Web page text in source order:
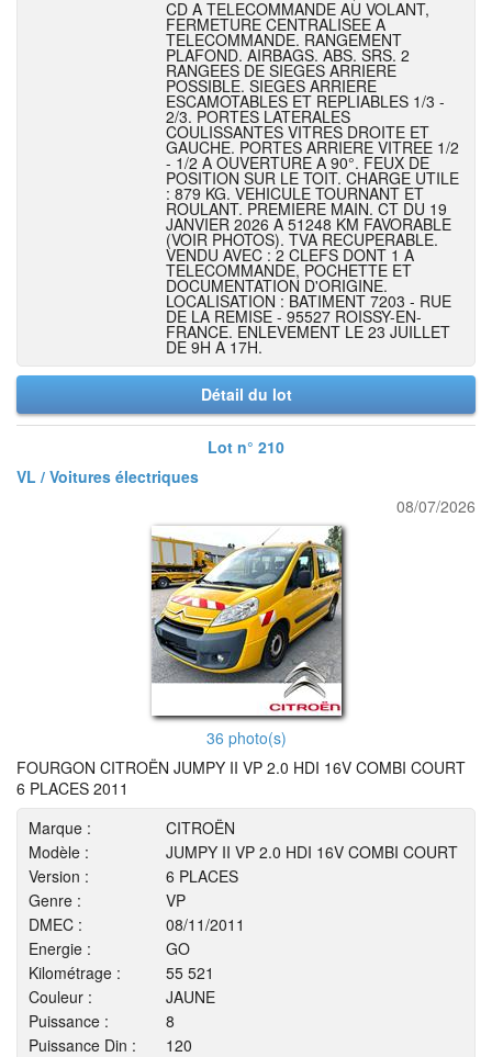
CD A TELECOMMANDE AU VOLANT,
FERMETURE CENTRALISEE A
TELECOMMANDE. RANGEMENT
PLAFOND. AIRBAGS. ABS. SRS. 2
RANGEES DE SIEGES ARRIERE
POSSIBLE. SIEGES ARRIERE
ESCAMOTABLES ET REPLIABLES 1/3 -
2/3. PORTES LATERALES
COULISSANTES VITRES DROITE ET
GAUCHE. PORTES ARRIERE VITREE 1/2
- 1/2 A OUVERTURE A 90°. FEUX DE
POSITION SUR LE TOIT. CHARGE UTILE
: 879 KG. VEHICULE TOURNANT ET
ROULANT. PREMIERE MAIN. CT DU 19
JANVIER 2026 A 51248 KM FAVORABLE
(VOIR PHOTOS). TVA RECUPERABLE.
VENDU AVEC : 2 CLEFS DONT 1 A
TELECOMMANDE, POCHETTE ET
DOCUMENTATION D'ORIGINE.
LOCALISATION : BATIMENT 7203 - RUE
DE LA REMISE - 95527 ROISSY-EN-
FRANCE. ENLEVEMENT LE 23 JUILLET
DE 9H A 17H.
Détail du lot
Lot n° 210
VL / Voitures électriques
08/07/2026
36 photo(s)
FOURGON CITROËN JUMPY II VP 2.0 HDI 16V COMBI COURT
6 PLACES 2011
Marque :
CITROËN
Modèle :
JUMPY II VP 2.0 HDI 16V COMBI COURT
Version :
6 PLACES
Genre :
VP
DMEC :
08/11/2011
Energie :
GO
Kilométrage :
55 521
Couleur :
JAUNE
Puissance :
8
Puissance Din :
120